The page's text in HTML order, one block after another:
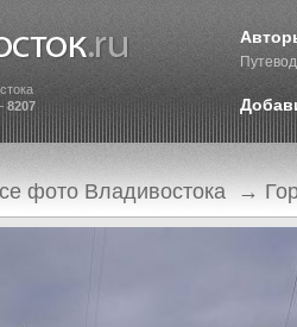
8207
фото Владивостока →